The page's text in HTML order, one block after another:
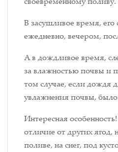
В засушливое время, его
ежедневно, вечером,
А в дождливое время,
за влажностью почвы и
том случае, если дождя
увлажнения почвы, было
Интересная
отличие от других ягод,
поливе, на снег, под